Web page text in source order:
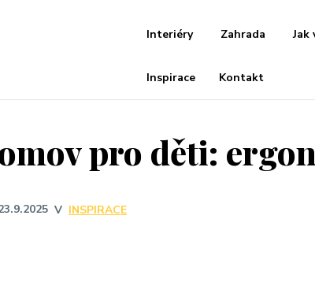
Interiéry Zahrada Jak
Inspirace Kontakt
pro děti:
V INSPIRACE